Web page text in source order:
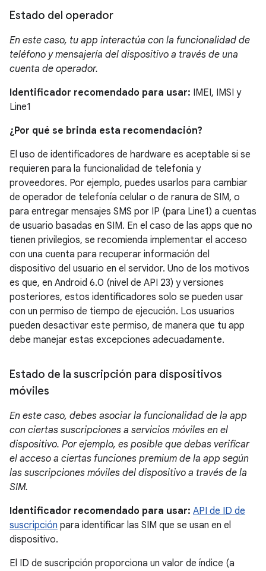
Estado del operador
En este caso, tu app interactúa con la funcionalidad de
teléfono y mensajería del dispositivo a través de una
cuenta de operador.
Identificador recomendado para usar: IMEI, IMSI y
Line1
¿Por qué se brinda esta recomendación?
El uso de identificadores de hardware es aceptable si se
requieren para la funcionalidad de telefonía y
proveedores. Por ejemplo, puedes usarlos para cambiar
de operador de telefonía celular o de ranura de SIM, o
para entregar mensajes SMS por IP (para Line1) a cuentas
de usuario basadas en SIM. En el caso de las apps que no
tienen privilegios, se recomienda implementar el acceso
con una cuenta para recuperar información del
dispositivo del usuario en el servidor. Uno de los motivos
es que, en Android 6.0 (nivel de API 23) y versiones
posteriores, estos identificadores solo se pueden usar
con un permiso de tiempo de ejecución. Los usuarios
pueden desactivar este permiso, de manera que tu app
debe manejar estas excepciones adecuadamente.
Estado de la suscripción para dispositivos
móviles
En este caso, debes asociar la funcionalidad de la app
con ciertas suscripciones a servicios móviles en el
dispositivo. Por ejemplo, es posible que debas verificar
el acceso a ciertas funciones premium de la app según
las suscripciones móviles del dispositivo a través de la
SIM.
Identificador recomendado para usar: API de ID de
suscripción para identificar las SIM que se usan en el
dispositivo.
El ID de suscripción proporciona un valor de índice (a